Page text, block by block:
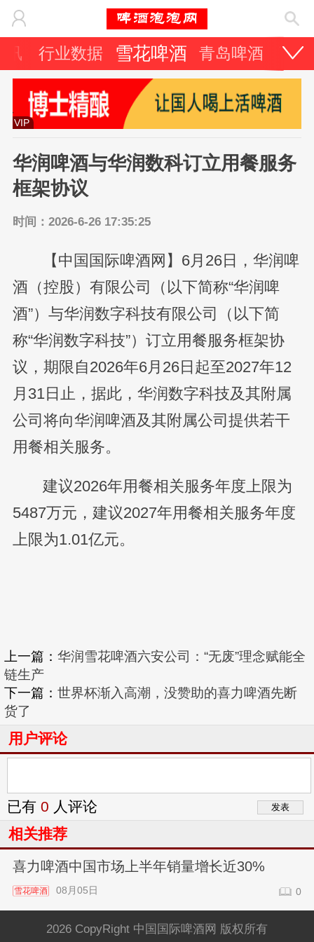
讯 行业数据 雪花啤酒 青岛啤酒 百
VIP
华润啤酒与华润数科订立用餐服务
框架协议
时间：2026-6-26 17:35:25
【中国国际啤酒网】6月26日，华润啤
酒（控股）有限公司（以下简称“华润啤
酒”）与华润数字科技有限公司（以下简
称“华润数字科技”）订立用餐服务框架协
议，期限自2026年6月26日起至2027年12
月31日止，据此，华润数字科技及其附属
公司将向华润啤酒及其附属公司提供若干
用餐相关服务。
建议2026年用餐相关服务年度上限为
5487万元，建议2027年用餐相关服务年度
上限为1.01亿元。
上一篇： 华润雪花啤酒六安公司：“无废”理念赋能全
链生产
下一篇： 世界杯渐入高潮，没赞助的喜力啤酒先断
货了
用户评论
已有 0 人评论
相关推荐
喜力啤酒中国市场上半年销量增长近30%
雪花啤酒 08月05日 0
2026 CopyRight 中国国际啤酒网 版权所有